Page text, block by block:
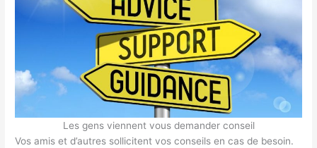
Les gens viennent vous demander conseil
Vos amis et d’autres sollicitent vos conseils en cas de besoin.